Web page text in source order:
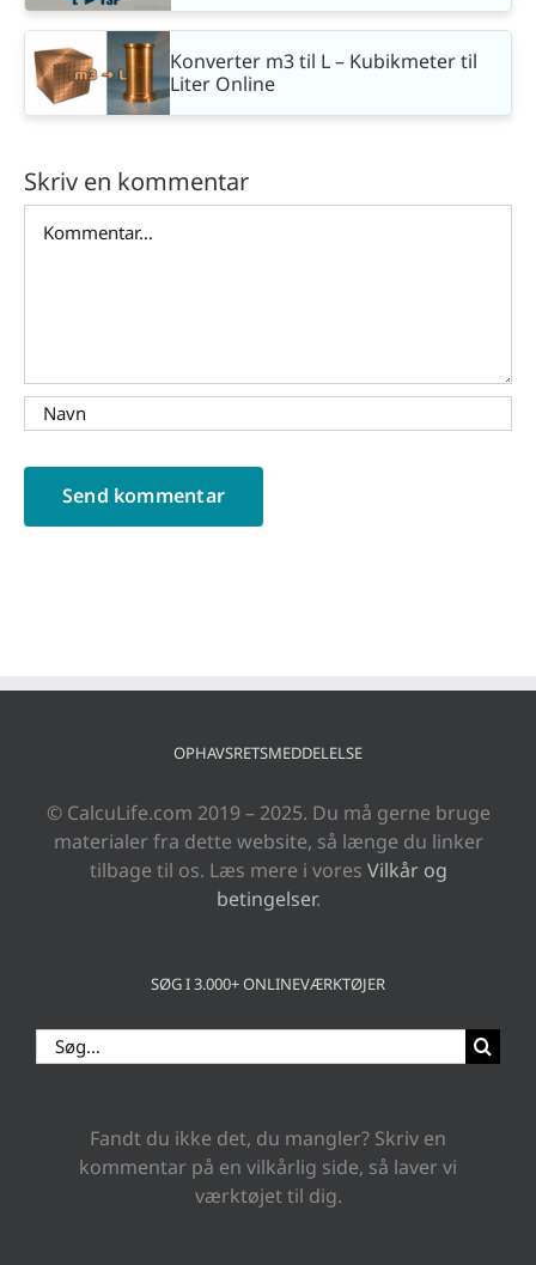
Konverter m3 til L – Kubikmeter til
Liter Online
Skriv en kommentar
OPHAVSRETSMEDDELELSE
© CalcuLife.com 2019 – 2025. Du må gerne bruge
materialer fra dette website, så længe du linker
tilbage til os. Læs mere i vores Vilkår og
betingelser.
SØG I 3.000+ ONLINEVÆRKTØJER
Søg
efter:
Fandt du ikke det, du mangler? Skriv en
kommentar på en vilkårlig side, så laver vi
værktøjet til dig.